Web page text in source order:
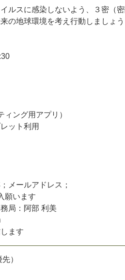
イ ルスに感染 しないよ う ３ 密 （密
来の地球環境を考え 行動 し ま し ょ う
:30
ィ ング用 アプリ ）
レ ッ ト 利 用
； メ ールア ド レ ス ；
願い ま す
務局 ： 阿部 利 美
し ま す
先）